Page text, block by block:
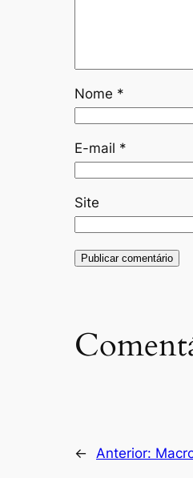
Nome *
E-mail *
Site
← Anterior: